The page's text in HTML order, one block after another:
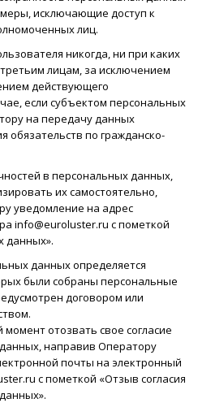
исключающие доступ к
лиц.
никогда, ни при каких
лицам, за исключением
действующего
если субъектом персональных
на передачу данных
обязательств по гражданско-
в персональных данных,
их самостоятельно,
уведомление на адрес
info@euroluster.ru с пометкой
данных».
данных определяется
были собраны персональные
договором или
отозвать свое согласие
направив Оператору
почты на электронный
с пометкой «Отзыв согласия